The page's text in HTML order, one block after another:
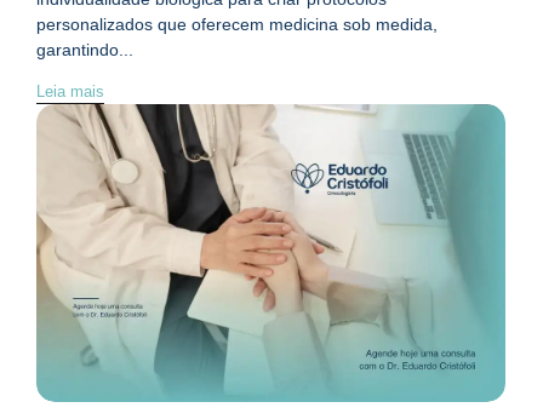
personalizados que oferecem medicina sob medida,
garantindo...
Leia mais